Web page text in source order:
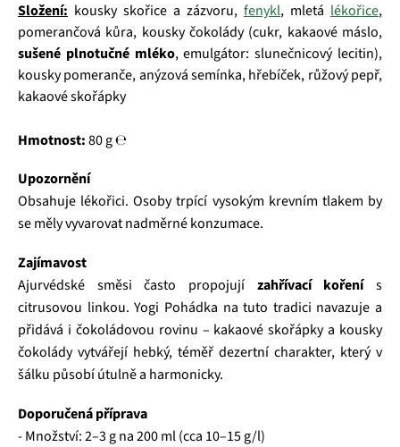
Složení: kousky skořice a zázvoru, fenykl, mletá lékořice,
pomerančová kůra, kousky čokolády (cukr, kakaové máslo,
sušené plnotučné mléko, emulgátor: slunečnicový lecitin),
kousky pomeranče, anýzová semínka, hřebíček, růžový pepř,
kakaové skořápky
Hmotnost:80 g ℮
Upozornění
Obsahuje lékořici. Osoby trpící vysokým krevním tlakem by
se měly vyvarovat nadměrné konzumace.
Zajímavost
Ajurvédské směsi často propojují zahřívací kořenís
citrusovou linkou. Yogi Pohádka na tuto tradici navazuje a
přidává i čokoládovou rovinu – kakaové skořápky a kousky
čokolády vytvářejí hebký, téměř dezertní charakter, který v
šálku působí útulně a harmonicky.
Doporučená příprava
- Množství: 2–3 g na 200 ml (cca 10–15 g/l)